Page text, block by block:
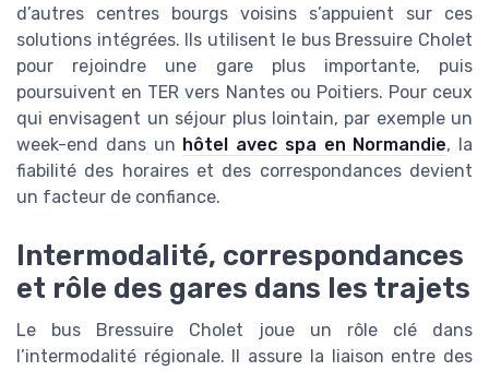
d’autres centres bourgs voisins s’appuient sur ces
solutions intégrées. Ils utilisent le bus Bressuire Cholet
pour rejoindre une gare plus importante, puis
poursuivent en TER vers Nantes ou Poitiers. Pour ceux
qui envisagent un séjour plus lointain, par exemple un
week-end dans un hôtel avec spa en Normandie, la
fiabilité des horaires et des correspondances devient
un facteur de confiance.
Intermodalité, correspondances
et rôle des gares dans les trajets
Le bus Bressuire Cholet joue un rôle clé dans
l’intermodalité régionale. Il assure la liaison entre des